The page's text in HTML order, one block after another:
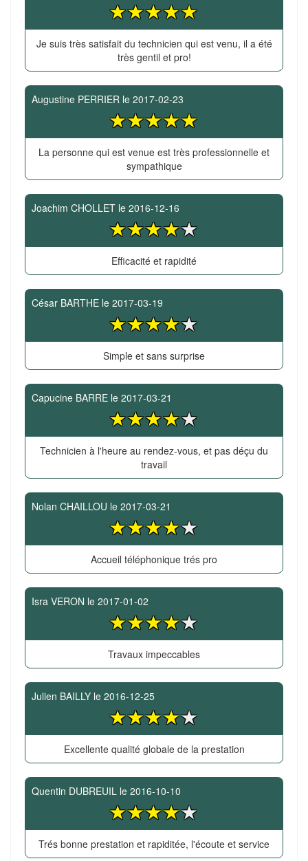
Je suis très satisfait du technicien qui est venu, il a été
très gentil et pro!
Augustine PERRIER le 2017-02-23
La personne qui est venue est très professionnelle et
sympathique
Joachim CHOLLET le 2016-12-16
Efficacité et rapidité
César BARTHE le 2017-03-19
Simple et sans surprise
Capucine BARRE le 2017-03-21
Technicien à l'heure au rendez-vous, et pas déçu du
travail
Nolan CHAILLOU le 2017-03-21
Accueil téléphonique trés pro
Isra VERON le 2017-01-02
Travaux impeccables
Julien BAILLY le 2016-12-25
Excellente qualité globale de la prestation
Quentin DUBREUIL le 2016-10-10
Trés bonne prestation et rapiditée, l'écoute et service